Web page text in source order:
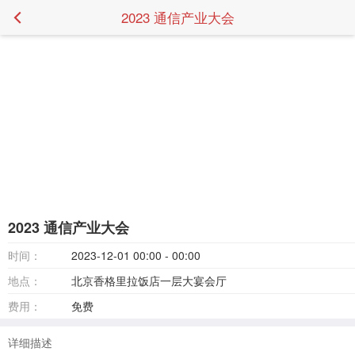
2023 通信产业大会
2023 通信产业大会
时间：
2023-12-01 00:00 - 00:00
地点：
北京香格里拉饭店一层大宴会厅
费用：
免费
详细描述